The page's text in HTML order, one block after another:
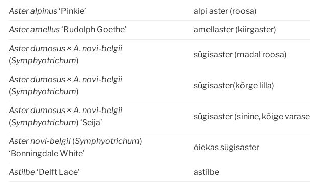
Aster alpinus‘Pinkie’
alpi aster (roosa)
Aster amellus‘Rudolph Goethe’
amellaster (kiirgaster)
Aster dumosus × A. novi-belgii
(Symphyotrichum)
sügisaster (madal roosa)
Aster dumosus × A. novi-belgii
(Symphyotrichum)
sügisaster(kõrge lilla)
Aster dumosus × A. novi-belgii
(Symphyotrichum) ‘Seija’
sügisaster (sinine, kõige
Aster novi-belgii (Symphyotrichum)
‘Bonningdale White’
õiekas sügisaster
Astilbe‘Delft Lace’
astilbe